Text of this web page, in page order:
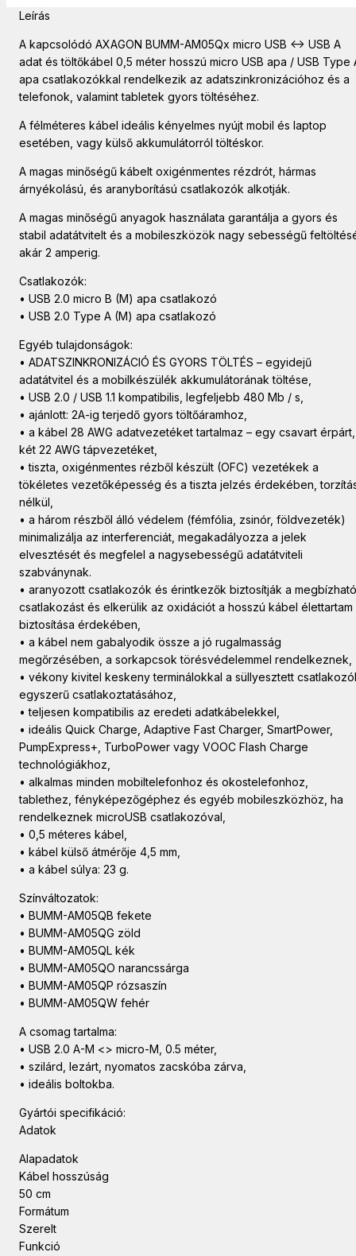
Leírás
A kapcsolódó AXAGON BUMM-AM05Qx micro USB <-> USB A
adat és töltőkábel 0,5 méter hosszú micro USB apa / USB Type
apa csatlakozókkal rendelkezik az adatszinkronizációhoz és a
telefonok, valamint tabletek gyors töltéséhez.
A félméteres kábel ideális kényelmes nyújt mobil és laptop
esetében, vagy külső akkumulátorról töltéskor.
A magas minőségű kábelt oxigénmentes rézdrót, hármas
árnyékolású, és aranyborítású csatlakozók alkotják.
A magas minőségű anyagok használata garantálja a gyors és
stabil adatátvitelt és a mobileszközök nagy sebességű
akár 2 amperig.
Csatlakozók:
• USB 2.0 micro B (M) apa csatlakozó
• USB 2.0 Type A (M) apa csatlakozó
Egyéb tulajdonságok:
• ADATSZINKRONIZÁCIÓ ÉS GYORS TÖLTÉS – egyidejű
adatátvitel és a mobilkészülék akkumulátorának töltése,
• USB 2.0 / USB 1.1 kompatibilis, legfeljebb 480 Mb / s,
• ajánlott: 2A-ig terjedő gyors töltőáramhoz,
• a kábel 28 AWG adatvezetéket tartalmaz – egy csavart érpárt,
két 22 AWG tápvezetéket,
• tiszta, oxigénmentes rézből készült (OFC) vezetékek a
tökéletes vezetőképesség és a tiszta jelzés érdekében,
nélkül,
• a három részből álló védelem (fémfólia, zsinór, földvezeték)
minimalizálja az interferenciát, megakadályozza a jelek
elvesztését és megfelel a nagysebességű adatátviteli
szabványnak.
• aranyozott csatlakozók és érintkezők biztosítják a megbízható
csatlakozást és elkerülik az oxidációt a hosszú kábel élettartam
biztosítása érdekében,
• a kábel nem gabalyodik össze a jó rugalmasság
megőrzésében, a sorkapcsok törésvédelemmel rendelkeznek,
• vékony kivitel keskeny terminálokkal a süllyesztett
egyszerű csatlakoztatásához,
• teljesen kompatibilis az eredeti adatkábelekkel,
• ideális Quick Charge, Adaptive Fast Charger, SmartPower,
PumpExpress+, TurboPower vagy VOOC Flash Charge
technológiákhoz,
• alkalmas minden mobiltelefonhoz és okostelefonhoz,
tablethez, fényképezőgéphez és egyéb mobileszközhöz, ha
rendelkeznek microUSB csatlakozóval,
• 0,5 méteres kábel,
• kábel külső átmérője 4,5 mm,
• a kábel súlya: 23 g.
Színváltozatok:
• BUMM-AM05QB fekete
• BUMM-AM05QG zöld
• BUMM-AM05QL kék
• BUMM-AM05QO narancssárga
• BUMM-AM05QP rózsaszín
• BUMM-AM05QW fehér
A csomag tartalma:
• USB 2.0 A-M <> micro-M, 0.5 méter,
• szilárd, lezárt, nyomatos zacskóba zárva,
• ideális boltokba.
Gyártói specifikáció:
Adatok
Alapadatok
Kábel hosszúság
50 cm
Formátum
Szerelt
Funkció